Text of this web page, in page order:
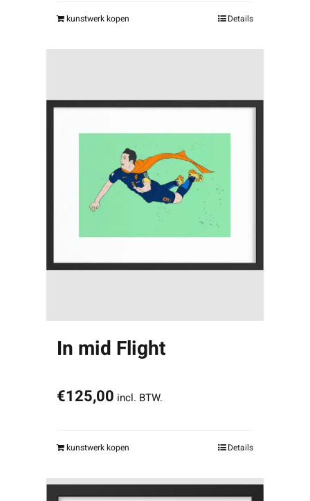
kunstwerk kopen Details
In mid Flight
€125,00 incl. BTW.
kunstwerk kopen Details